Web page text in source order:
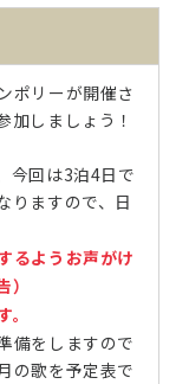
ポリーが開催さ
加しましょう！
今回は3泊4日で
りますので、日
るようお声がけ
備をしますので
の歌を予定表で